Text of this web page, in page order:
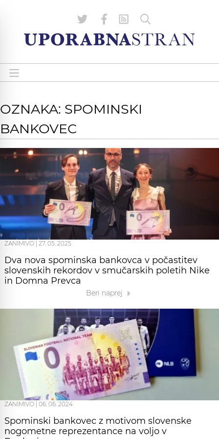
OZNAKA: SPOMINSKI
BANKOVEC
ZANIMIVO 27. 05. 2025
Dva nova spominska bankovca v počastitev
slovenskih rekordov v smučarskih poletih Nike
in Domna Prevca
Beri naprej
ZANIMIVO 06. 06. 2024
Spominski bankovec z motivom slovenske
nogometne reprezentance na voljo v